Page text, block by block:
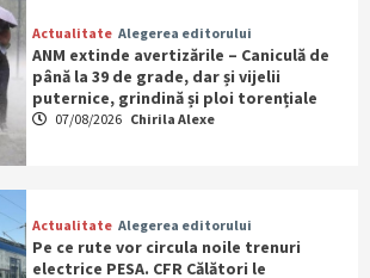
Actualitate Alegerea editorului
ANM extinde avertizările – Caniculă de
până la 39 de grade, dar și vijelii
puternice, grindină și ploi torențiale
07/08/2026 Chirila Alexe
Actualitate Alegerea editorului
Pe ce rute vor circula noile trenuri
electrice PESA. CFR Călători le